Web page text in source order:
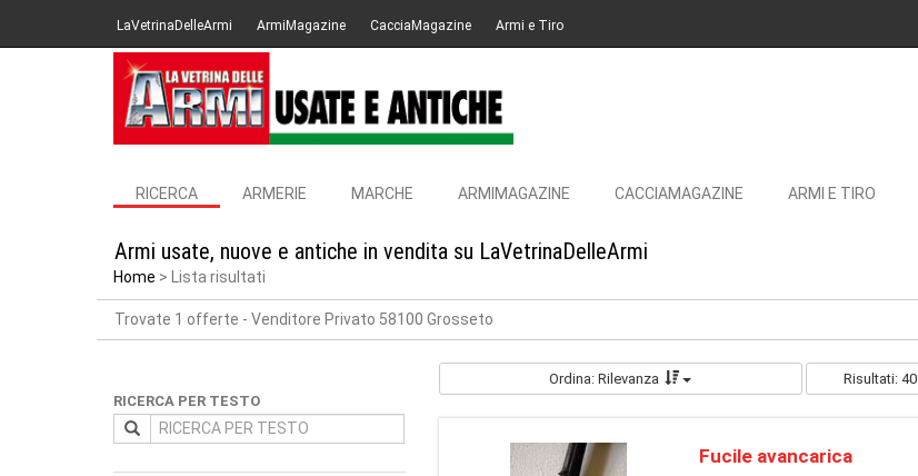
LaVetrinaDelleArmi ArmiMagazine CacciaMagazine Armi e Tiro
RICERCA ARMERIE MARCHE ARMIMAGAZINE CACCIAMAGAZINE ARMI E TIRO
Armi usate, nuove e antiche in vendita su LaVetrinaDelleArmi
Home Lista risultati
Trovate 1 offerte - Venditore Privato 58100 Grosseto
RICERCA PER TESTO
Ordina: Rilevanza Risultati: 40
Fucile avancarica